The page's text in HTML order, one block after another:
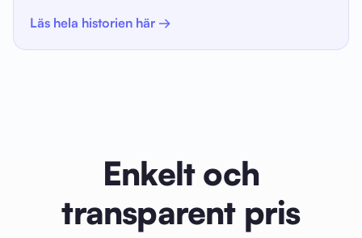
Läs hela historien här →
Enkelt och
transparent pris